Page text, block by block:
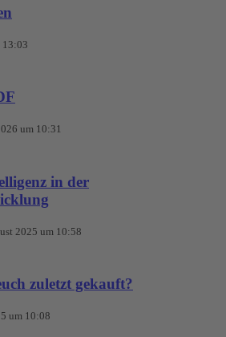
13:03
um 10:31
in der
2025 um 10:58
zuletzt gekauft?
um 10:08